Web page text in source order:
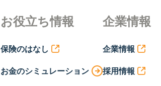
お役立ち情報
保険のはなし
お金のシミュレーション
企業情報
企業情報
採用情報